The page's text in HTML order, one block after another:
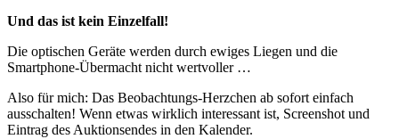
Und das ist kein Einzelfall!
Die optischen Geräte werden durch ewiges Liegen und die
Smartphone-Übermacht nicht wertvoller …
Also für mich: Das Beobachtungs-Herzchen ab sofort einfach
ausschalten! Wenn etwas wirklich interessant ist, Screenshot und
Eintrag des Auktionsendes in den Kalender.